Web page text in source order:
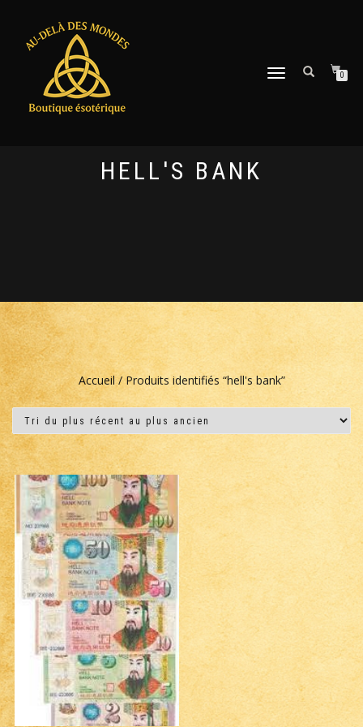
DÉPLIER
0
HELL'S BANK
Accueil / Produits identifiés “hell's bank”